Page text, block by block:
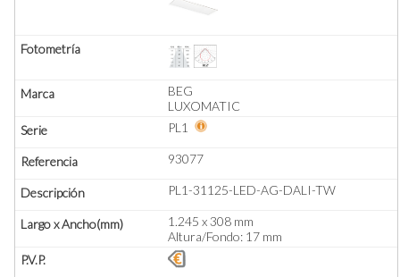
BEG
LUXOMATIC
PL1
93077
PL1-31125-LED-AG-DALI-TW
1.245 x 308 mm
Altura/Fondo: 17 mm